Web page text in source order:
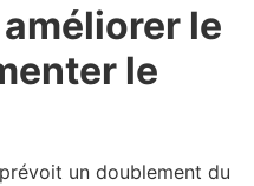
le
le
un doublement du